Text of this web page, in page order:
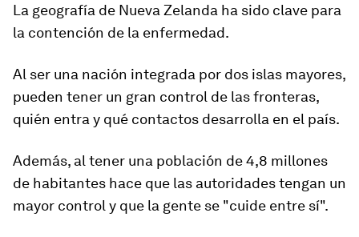
La geografía de Nueva Zelanda ha sido clave para
la contención de la enfermedad.
Al ser una nación integrada por dos islas mayores,
pueden tener un gran control de las fronteras,
quién entra y qué contactos desarrolla en el país.
Además, al tener una población de 4,8 millones
de habitantes hace que las autoridades tengan un
mayor control y que la gente se "cuide entre sí".